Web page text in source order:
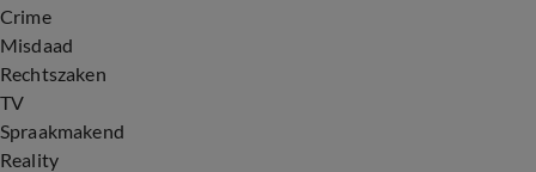
Crime
Misdaad
Rechtszaken
TV
Spraakmakend
Reality